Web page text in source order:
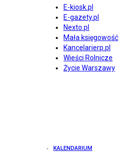
E-kiosk.pl
E-gazety.pl
Nexto.pl
Mała księgowość
Kancelarierp.pl
Wieści Rolnicze
Życie Warszawy
KALENDARIUM